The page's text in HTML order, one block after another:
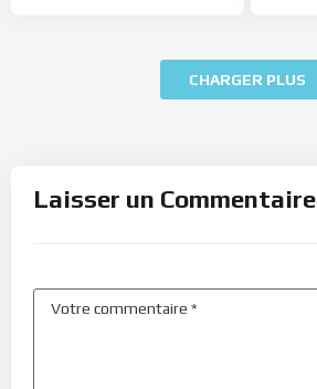
CHARGER PLUS
Laisser un Commentaire